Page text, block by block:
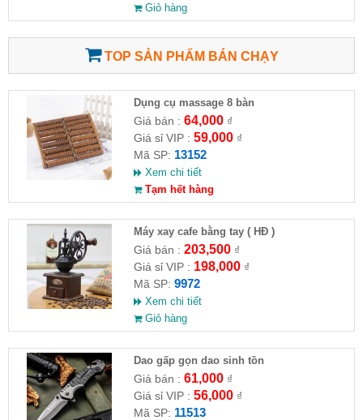
Giỏ hàng
TOP SẢN PHẨM BÁN CHẠY
Dụng cụ massage 8 bàn
Giá bán : 64,000₫
Giá sỉ VIP : 59,000₫
Mã SP: 13152
Xem chi tiết
Tạm hết hàng
Máy xay cafe bằng tay ( HĐ )
Giá bán : 203,500₫
Giá sỉ VIP : 198,000₫
Mã SP: 9972
Xem chi tiết
Giỏ hàng
Dao gấp gọn dao sinh tồn
Giá bán : 61,000₫
Giá sỉ VIP : 56,000₫
Mã SP: 11513